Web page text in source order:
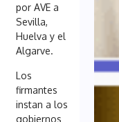
por AVE a
Sevilla,
Huelva y el
Algarve.
Los
firmantes
instan a los
gobiernos